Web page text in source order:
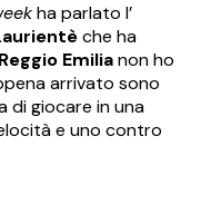
ha parlato l’
che ha
Reggio Emilianon ho
arrivato sono
di giocare in una
e uno contro